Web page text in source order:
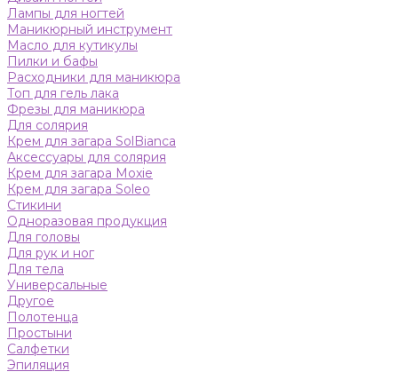
Лампы для ногтей
Маникюрный инструмент
Масло для кутикулы
Пилки и бафы
Расходники для маникюра
Топ для гель лака
Фрезы для маникюра
Для солярия
Крем для загара SolBianca
Аксессуары для солярия
Крем для загара Moxie
Крем для загара Soleo
Стикини
Одноразовая продукция
Для головы
Для рук и ног
Для тела
Универсальные
Другое
Полотенца
Простыни
Салфетки
Эпиляция